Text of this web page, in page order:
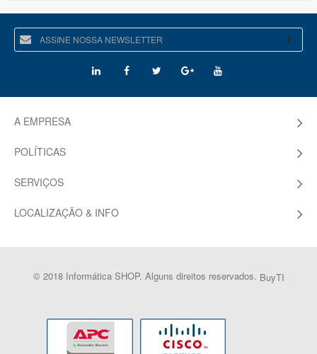
A EMPRESA
POLÍTICAS
SERVIÇOS
LOCALIZAÇÃO & INFO
© 2018 Informática SHOP. Alguns direitos reservados. BuyTI